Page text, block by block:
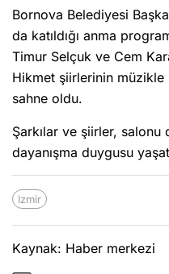
Bornova Belediyesi
da katıldığı anma
Timur Selçuk ve Cem
Hikmet şiirlerinin
sahne oldu.
Şarkılar ve şiirler,
dayanışma duygusu
Izmir
Kaynak: Haber merkezi